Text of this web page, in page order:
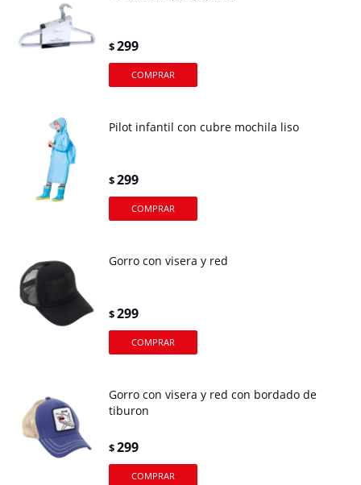
$299
Pilot infantil con cubre mochila liso
$299
Gorro con visera y red
$299
Gorro con visera y red con bordado de
tiburon
$299